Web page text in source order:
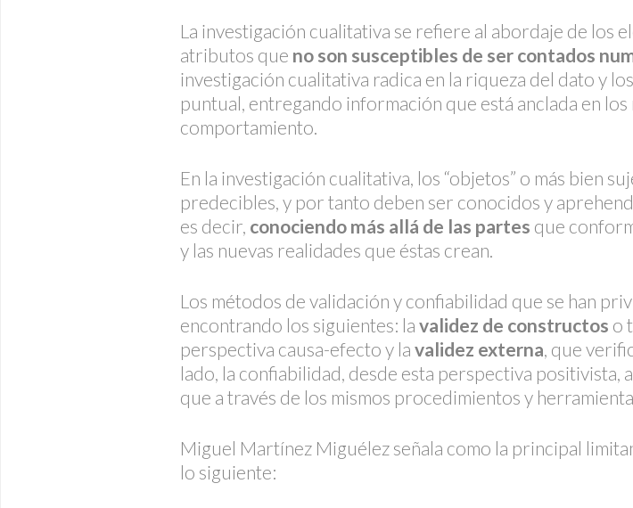
La investigación cualitativa se refiere al abordaje de los
atributos que no son susceptibles de ser contados
investigación cualitativa radica en la riqueza del dato y
puntual, entregando información que está anclada en
comportamiento.
En la investigación cualitativa, los “objetos” o más bien
predecibles, y por tanto deben ser conocidos y
es decir, conociendo más allá de las partes que
y las nuevas realidades que éstas crean.
Los métodos de validación y confiabilidad que se han
encontrando los siguientes: lavalidez de constructos o
perspectiva causa-efecto y lavalidez externa, que
lado, la confiabilidad, desde esta perspectiva positivista,
que a través de los mismos procedimientos y
Miguel Martínez Miguélez señala como la principal
lo siguiente: